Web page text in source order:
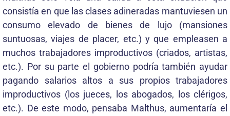
consistía en que las clases adineradas mantuviesen un
consumo elevado de bienes de lujo (mansiones
suntuosas, viajes de placer, etc.) y que empleasen a
muchos trabajadores improductivos (criados, artistas,
etc.). Por su parte el gobierno podría también ayudar
pagando salarios altos a sus propios trabajadores
improductivos (los jueces, los abogados, los clérigos,
etc.). De este modo, pensaba Malthus, aumentaría el